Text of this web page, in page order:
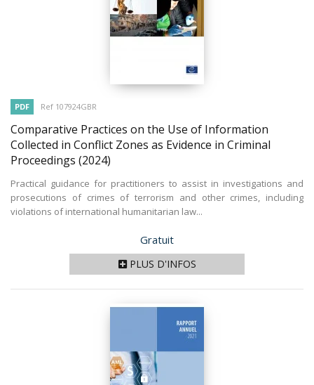
PDF Ref 107924GBR
Comparative Practices on the Use of Information
Collected in Conflict Zones as Evidence in Criminal
Proceedings (2024)
Practical guidance for practitioners to assist in investigations and
prosecutions of crimes of terrorism and other crimes, including
violations of international humanitarian law...
Prix
Gratuit
PLUS D'INFOS